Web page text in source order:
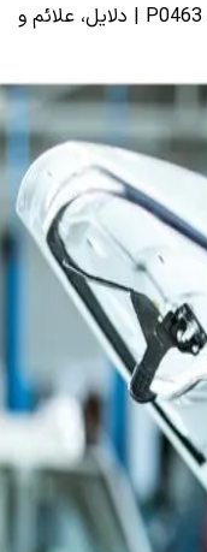
راهنمای جامع عیب یابی کد خطای P0463 | دلایل، علائم و